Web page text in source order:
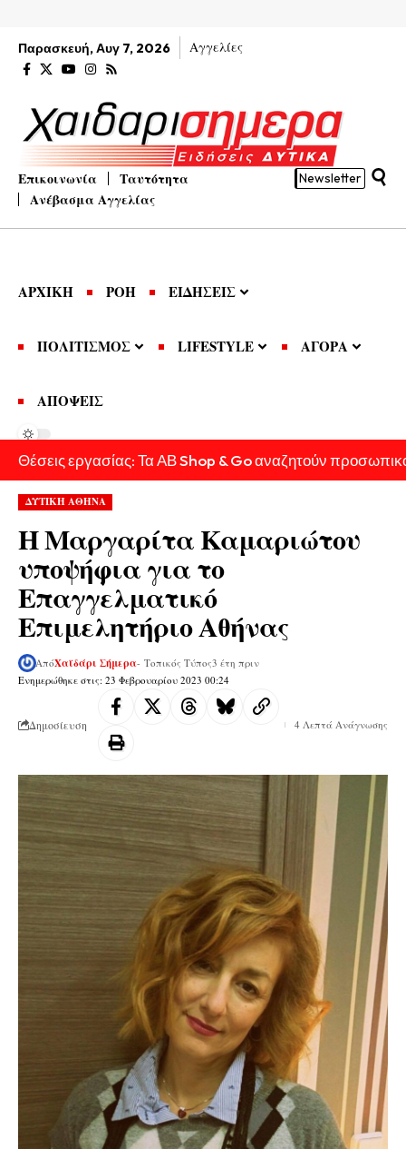
Παρασκευή, Αυγ 7, 2026 Αγγελίες
Επικοινωνία
Ταυτότητα
Ανέβασμα Αγγελίας
Newsletter
ΑΡΧΙΚΗ ΡΟΗ ΕΙΔΗΣΕΙΣ
ΠΟΛΙΤΙΣΜΟΣ LIFESTYLE ΑΓΟΡΑ
ΑΠΟΨΕΙΣ
Θέσεις εργασίας: Τα ΑΒ Shop & Go αναζητούν
ΔΥΤΙΚΗ ΑΘΗΝΑ
Η Μαργαρίτα Καμαριώτου
υποψήφια για το
Επαγγελματικό
Επιμελητήριο Αθήνας
Ενημερώθηκε στις: 23 Φεβρουαρίου 2023 00:24
ΑπόΧαϊδάρι Σήμερα- Τοπικός Τύπος3 έτη πριν
Δημοσίευση 4 Λεπτά Ανάγνωσης